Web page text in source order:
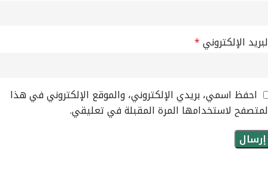
الإلكتروني*
احفظ اسمي، بريدي الإلكتروني، والموقع الإلكتروني في هذا
لاستخدامها المرة المقبلة في تعليقي.